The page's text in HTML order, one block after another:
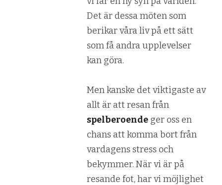
Det är dessa möten som
berikar våra liv på ett sätt
som få andra upplevelser
kan göra.
Men kanske det viktigaste av
allt är att resan från
spelberoende ger oss en
chans att komma bort från
vardagens stress och
bekymmer. När vi är på
resande fot, har vi möjlighet